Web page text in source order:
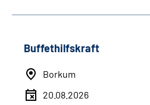
Buffethilfskraft
Borkum
20.08.2026